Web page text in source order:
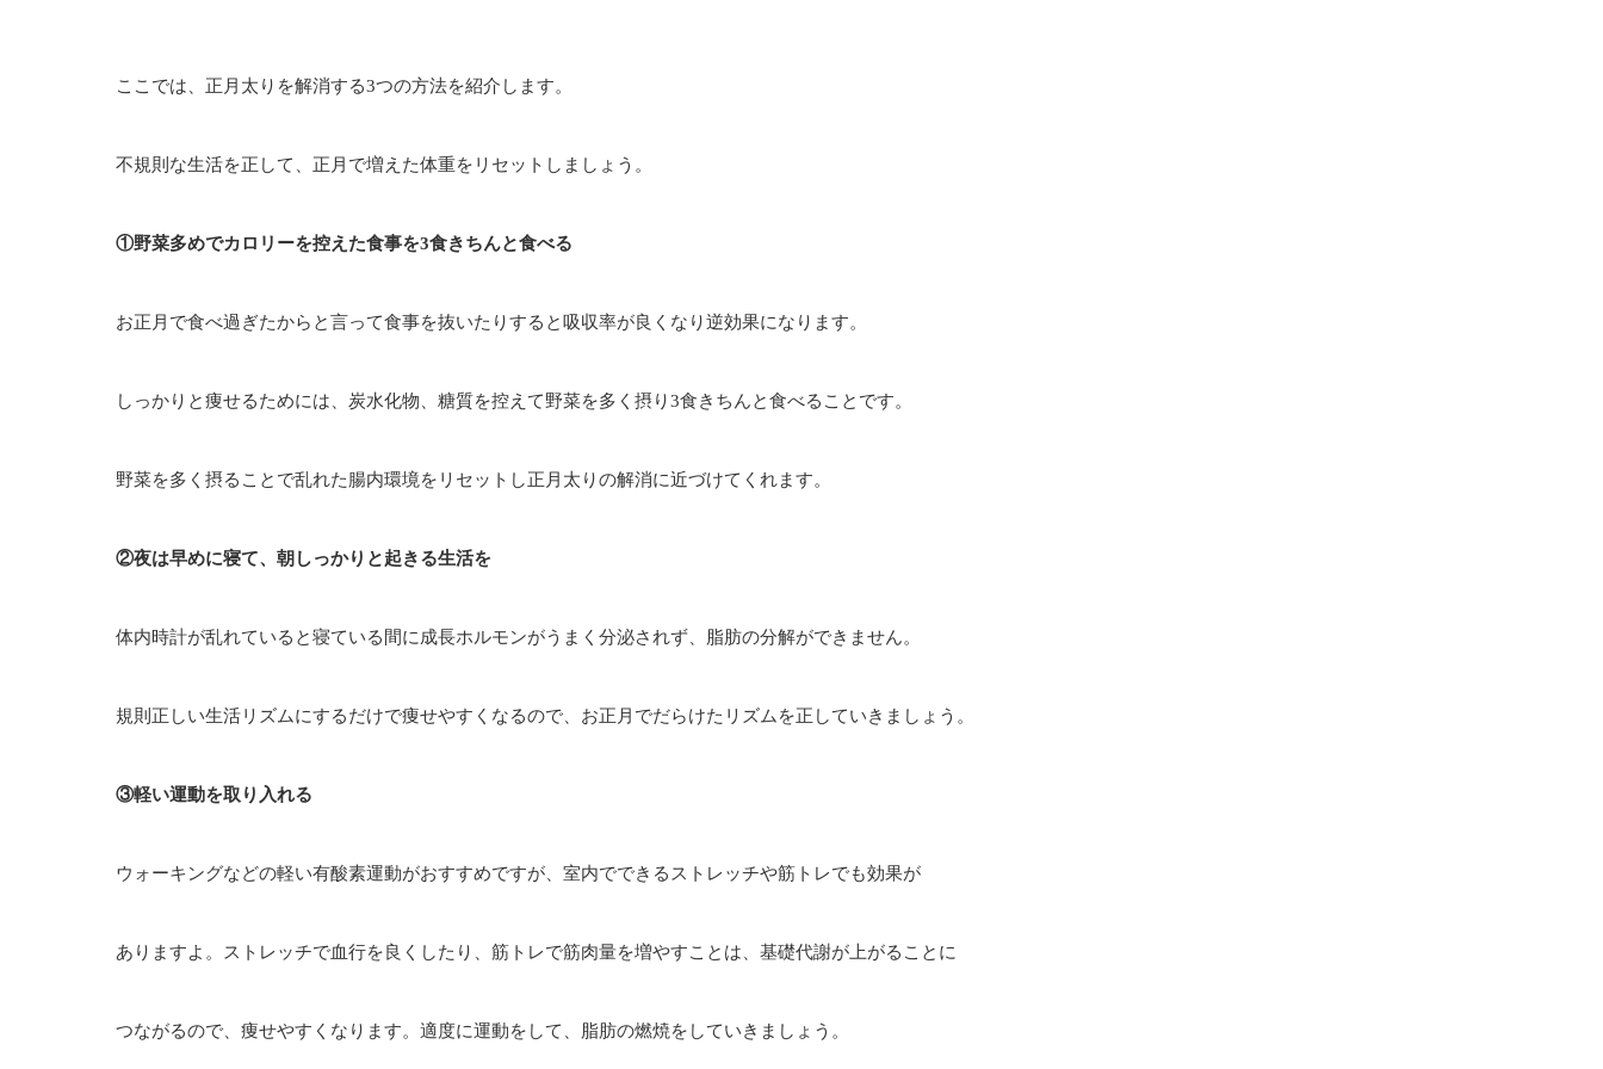
ここでは、正月太りを解消する3つの方法を紹介します。
不規則な生活を正して、正月で増えた体重をリセットしましょう。
①野菜多めでカロリーを控えた食事を3食きちんと食べる
お正月で食べ過ぎたからと言って食事を抜いたりすると吸収率が良くなり逆効果になります。
しっかりと痩せるためには、炭水化物、糖質を控えて野菜を多く摂り3食きちんと食べることです。
野菜を多く摂ることで乱れた腸内環境をリセットし正月太りの解消に近づけてくれます。
②夜は早めに寝て、朝しっかりと起きる生活を
体内時計が乱れていると寝ている間に成長ホルモンがうまく分泌されず、脂肪の分解ができません。
規則正しい生活リズムにするだけで痩せやすくなるので、お正月でだらけたリズムを正していきましょう。
③軽い運動を取り入れる
ウォーキングなどの軽い有酸素運動がおすすめですが、室内でできるストレッチや筋トレでも効果が
ありますよ。ストレッチで血行を良くしたり、筋トレで筋肉量を増やすことは、基礎代謝が上がることに
つながるので、痩せやすくなります。適度に運動をして、脂肪の燃焼をしていきましょう。